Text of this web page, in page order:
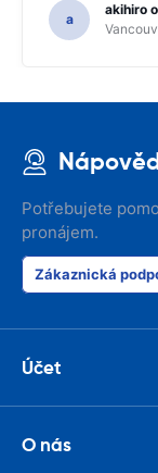
a
akihiro
Potřebujete
pronájem.
Zákaznická
Účet
O nás